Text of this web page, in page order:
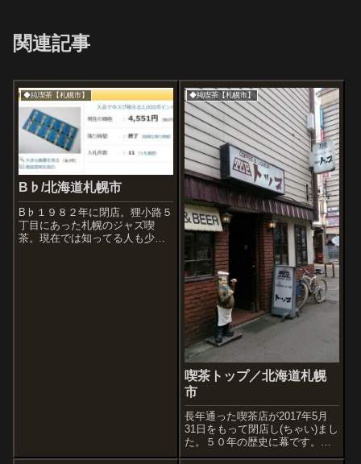
関連記事
◆純喫茶【札幌市】
B♭/北海道札幌市
B♭１９８２年に閉店。狸小路５
丁目にあった札幌のジャズ喫
茶。現在では知ってる人も少な
◆純喫茶【札幌市】
喫茶トップ／北海道札幌
市
長年通った喫茶店が2017年5月
31日をもって閉店し(ちゃい)まし
た。５０年の歴史に幕です。こ
れでススキノから、バロン、の